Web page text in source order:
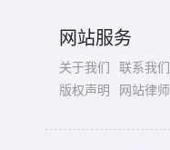
网站服务
关于我们 联系我们
版权声明
网站律师